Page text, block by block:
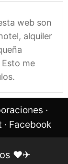
web son
alquiler
Esto me
·
· Facebook
❤︎✈︎